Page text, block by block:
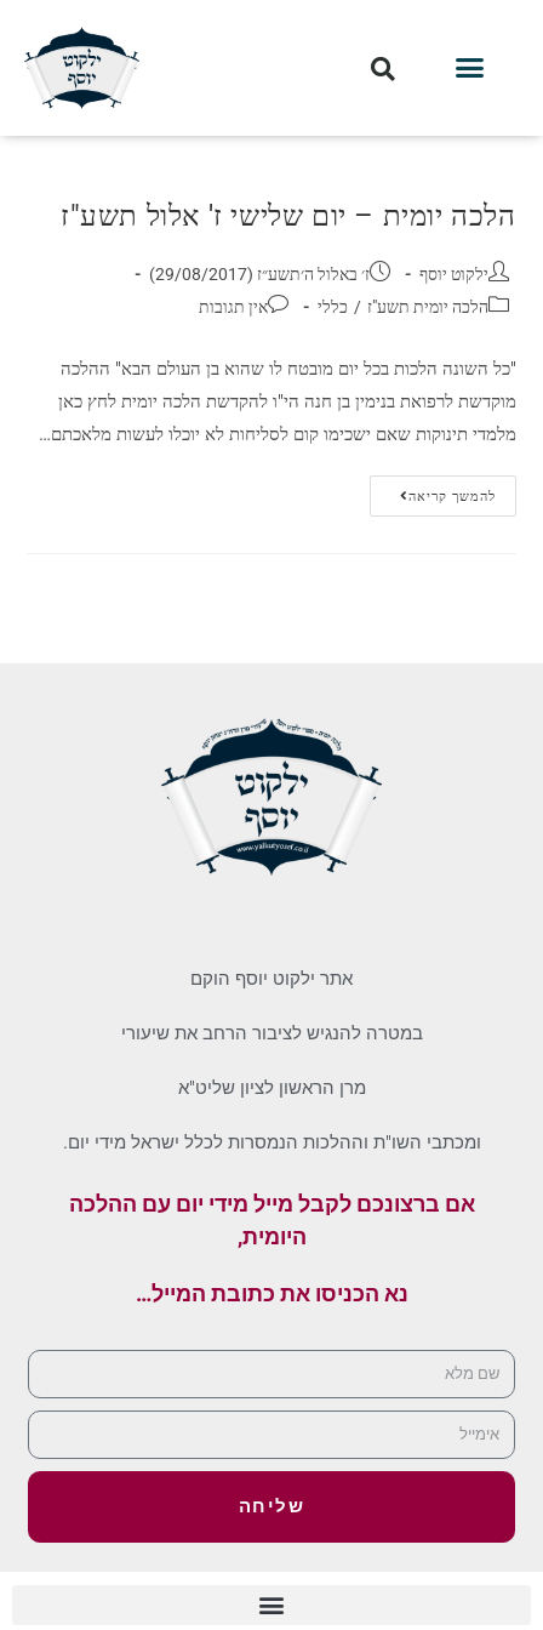
הלכה יומית – יום שלישי ז' אלול תשע"ז
ילקוט יוסף
ז׳ באלול ה׳תשע״ז (29/08/2017)
הלכה יומית תשע"ז / כללי אין תגובות
"כל השונה הלכות בכל יום מובטח לו שהוא בן העולם הבא" ההלכה
מוקדשת לרפואת בנימין בן חנה הי"ו להקדשת הלכה יומית לחץ כאן
מלמדי תינוקות שאם ישכימו קום לסליחות לא יוכלו לעשות מלאכתם…
להמשך קריאה
אתר ילקוט יוסף הוקם
במטרה להנגיש לציבור הרחב את שיעורי
מרן הראשון לציון שליט"א
ומכתבי השו"ת וההלכות הנמסרות לכלל ישראל מידי יום.
אם ברצונכם לקבל מייל מידי יום עם ההלכה
היומית,
נא הכניסו את כתובת המייל…
שליחה